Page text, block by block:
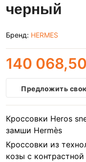
черный
Бренд: HERMES
140 068,50
Предложить
Кроссовки Heros
замши Hermès
Кроссовки из
козы с